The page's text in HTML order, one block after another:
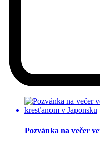
Pozvánka na večer